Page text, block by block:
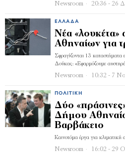
Newsroom 20:36 - 26
ΕΛΛΆΔΑ
Νέα
Αθηναίων για
Σφραγίζονται 13 καταστήματα
Δούκας: «Εφαρμόζουμε αυστηρά
Newsroom 10:32 - 7
ΠΟΛΙΤΙΚΉ
Δύο
Δήμου
Βαρβάκειο
Καινοτόμα έργα για κλιματική
Newsroom 16:02 - 29